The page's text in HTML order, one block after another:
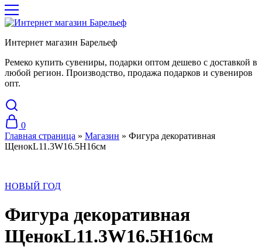
Интернет магазин Барельеф
Ремеко купить сувениры, подарки оптом дешево с доставкой в
любой регион. Производство, продажа подарков и сувениров
опт.
0
Главная страница » Магазин » Фигура декоративная
ЩенокL11.3W16.5H16см
НОВЫЙ ГОД
Фигура декоративная
ЩенокL11.3W16.5H16см